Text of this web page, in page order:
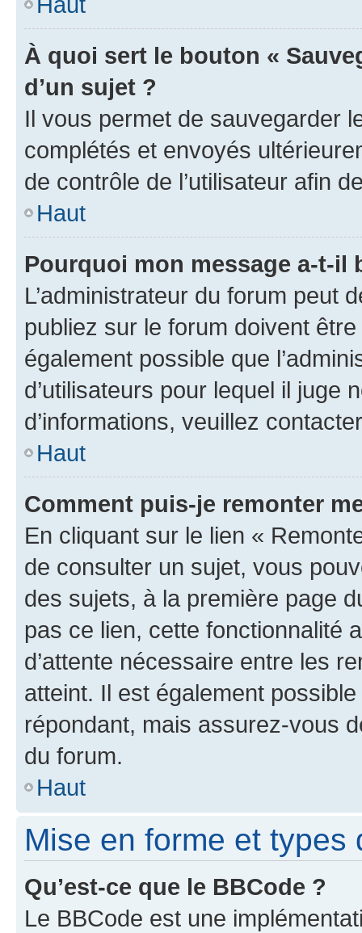
À quoi sert le bouton «
d’un sujet ?
Il vous permet de sauvegarder
complétés et envoyés
de contrôle de l’utilisateur afin
Haut
Pourquoi mon message a-t-il
L’administrateur du forum peut
publiez sur le forum doivent
également possible que
d’utilisateurs pour lequel il juge
d’informations, veuillez
Haut
Comment puis-je remonter
En cliquant sur le lien «
de consulter un sujet, vous
des sujets, à la première page
pas ce lien, cette fonctionnalité
d’attente nécessaire entre les
atteint. Il est également
répondant, mais assurez-vous
du forum.
Haut
Mise en forme et types
Qu’est-ce que le BBCode ?
Le BBCode est une